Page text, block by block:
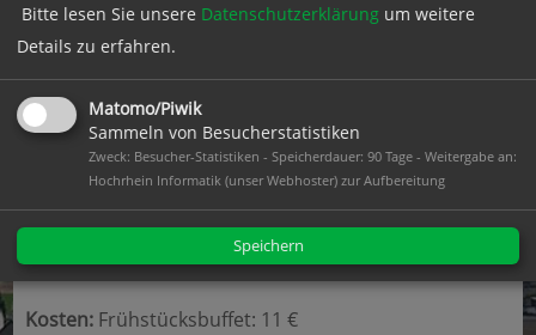
Frage. ob eventuell auch die Naturheilkunde
vorbeugend unterstützen kann.
Termin:Dienstag, 20.10.26, 9 – 11 Uhr
Familienzentrum Hochrhein, Bertold-Schmidt-
Platz 7, 79787 Lauchringen
Referentin:Stefanie Ebner, Heilpraktikerin mit Praxis
in Dogern
Kosten: Frühstücksbuffet: 11 €
Bitte lesen Sie unsere Datenschutzerklärung um weitere
Details zu erfahren.
Matomo/Piwik
Sammeln von Besucherstatistiken
Zweck: Besucher-Statistiken - Speicherdauer: 90 Tage - Weitergabe an:
Hochrhein Informatik (unser Webhoster) zur Aufbereitung
Speichern